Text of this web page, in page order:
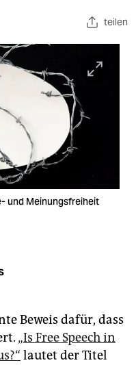
teilen
und Meinungsfreiheit
Beweis dafür, dass
„Is Free Speech in
lautet der Titel